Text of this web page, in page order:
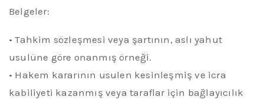
Belgeler:
•Tahkim sözleşmesi veya şartının, aslı yahut
usulüne göre onanmış örneği.
• Hakem kararının usulen kesinleşmiş ve icra
kabiliyeti kazanmış veya taraflar için bağlayıcılık